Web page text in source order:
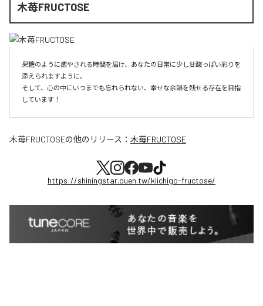
木苺FRUCTOSE
果糖のように癒やされる時間を届け、あなたの日常に少し甘酸っぱい彩りを
添えられますように。
そして、心の中にいつまでも忘れられない、幸せな余韻を残せる存在を目指
しています！
木苺FRUCTOSEの他のリリース： 木苺FRUCTOSE
https://shiningstar.ouen.tw/kiichigo-fructose/